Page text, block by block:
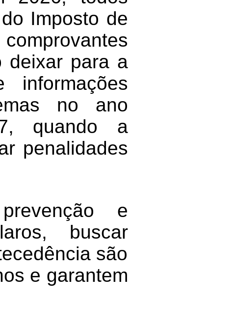
Imposto de
deixar para a
no ano
quando a
penalidades
e
buscar
são
e garantem